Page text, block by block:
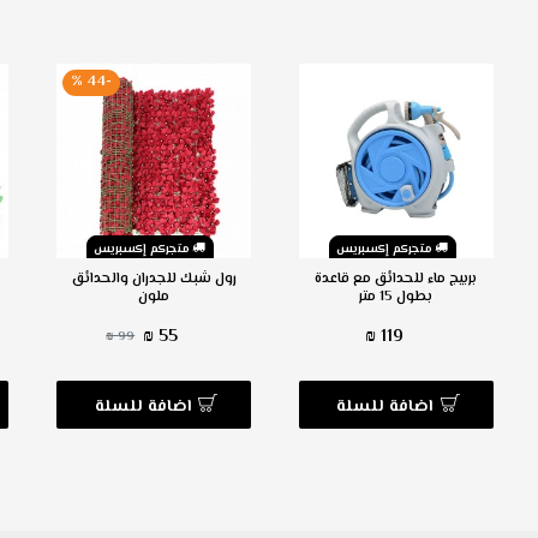
متجركم إكسبريس
بربيج ماء للحدائق مع قاعدة
بطول 15 متر
119 ₪
اضافة للسلة
متجركم إكسبريس
-44 %
رول شبك للجدران والحدائق
ملون
55 ₪
99 ₪
اضافة للسلة